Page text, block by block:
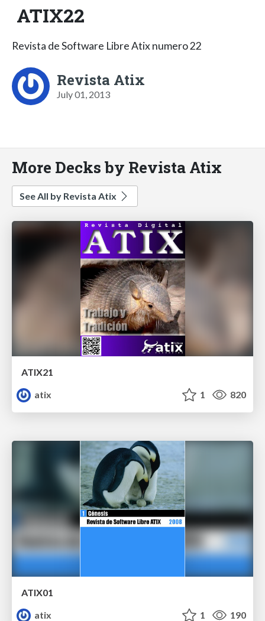
ATIX22
Revista de Software Libre Atix numero 22
Revista Atix
July 01, 2013
More Decks by Revista Atix
See All by Revista Atix
ATIX21
atix
1 820
ATIX01
atix
1 190